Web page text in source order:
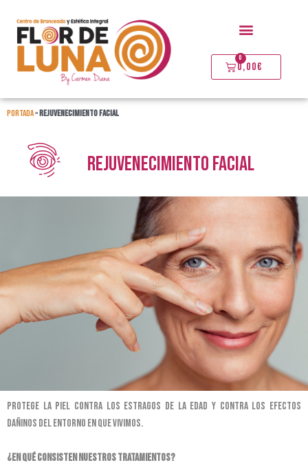
contenido
Menú
0,00€
0
Carrito
Portada»REJUVENECIMIENTO FACIAL
REJUVENECIMIENTO FACIAL
Protege la piel contra los estragos de la edad y contra los efectos
dañinos del entorno en que vivimos.
¿En qué consisten nuestros tratamientos?